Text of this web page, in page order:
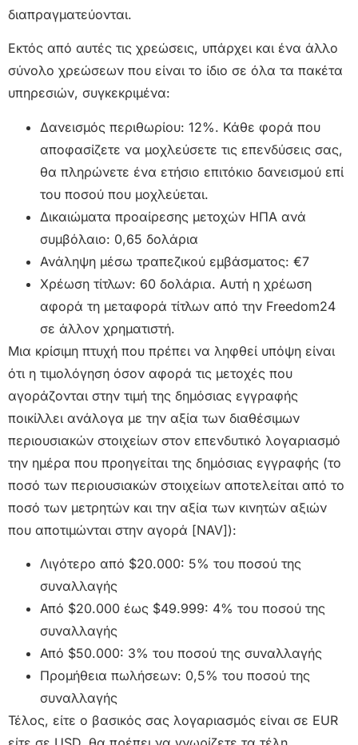
διαπραγματεύονται.
Εκτός από αυτές τις χρεώσεις, υπάρχει και ένα άλλο
σύνολο χρεώσεων που είναι το ίδιο σε όλα τα πακέτα
υπηρεσιών, συγκεκριμένα:
Δανεισμός περιθωρίου: 12%. Κάθε φορά που
αποφασίζετε να μοχλεύσετε τις επενδύσεις σας,
θα πληρώνετε ένα ετήσιο επιτόκιο δανεισμού επί
του ποσού που μοχλεύεται.
Δικαιώματα προαίρεσης μετοχών ΗΠΑ ανά
συμβόλαιο: 0,65 δολάρια
Ανάληψη μέσω τραπεζικού εμβάσματος: €7
Χρέωση τίτλων: 60 δολάρια. Αυτή η χρέωση
αφορά τη μεταφορά τίτλων από την Freedom24
σε άλλον χρηματιστή.
Μια κρίσιμη πτυχή που πρέπει να ληφθεί υπόψη είναι
ότι η τιμολόγηση όσον αφορά τις μετοχές που
αγοράζονται στην τιμή της δημόσιας εγγραφής
ποικίλλει ανάλογα με την αξία των διαθέσιμων
περιουσιακών στοιχείων στον επενδυτικό λογαριασμό
την ημέρα που προηγείται της δημόσιας εγγραφής (το
ποσό των περιουσιακών στοιχείων αποτελείται από το
ποσό των μετρητών και την αξία των κινητών αξιών
που αποτιμώνται στην αγορά [NAV]):
Λιγότερο από $20.000: 5% του ποσού της
συναλλαγής
Από $20.000 έως $49.999: 4% του ποσού της
συναλλαγής
Από $50.000: 3% του ποσού της συναλλαγής
Προμήθεια πωλήσεων: 0,5% του ποσού της
συναλλαγής
Τέλος, είτε ο βασικός σας λογαριασμός είναι σε EUR